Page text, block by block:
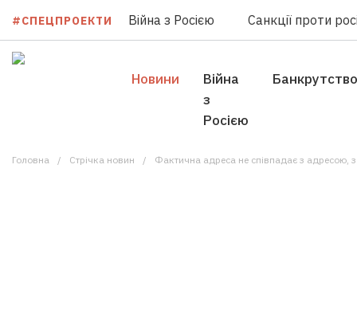
#СПЕЦПРОЕКТИ Війна з Росією Санкції проти
Новини
Війна
з
Росією
Банкрутство
Головна Стрічка новин Фактична адреса не співпадає з адресою, за якою